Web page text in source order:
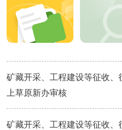
矿藏开采、工程建设等征收、
上草原新办审核
矿藏开采、工程建设等征收、